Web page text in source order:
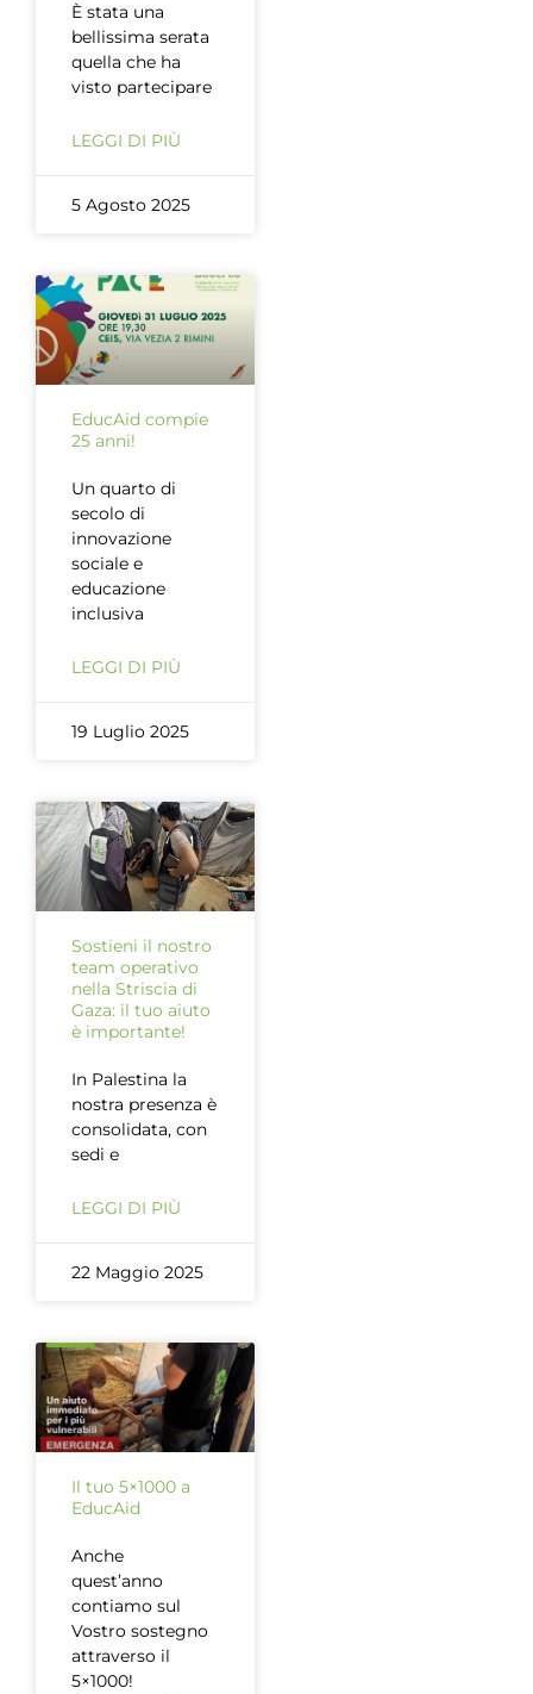
È stata una
bellissima serata
quella che ha
visto partecipare
LEGGI DI PIÙ
5 Agosto 2025
EducAid compie
25 anni!
Un quarto di
secolo di
innovazione
sociale e
educazione
inclusiva
LEGGI DI PIÙ
19 Luglio 2025
Sostieni il nostro
team operativo
nella Striscia di
Gaza: il tuo aiuto
è importante!
In Palestina la
nostra presenza è
consolidata, con
sedi e
LEGGI DI PIÙ
22 Maggio 2025
Il tuo 5×1000 a
EducAid
Anche
quest’anno
contiamo sul
Vostro sostegno
attraverso il
5×1000!